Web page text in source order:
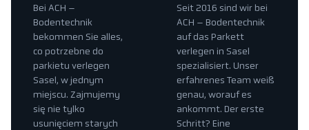
Seit 2016 sind wir bei
ACH – Bodentechnik
auf das Parkett
verlegen in Sasel
spezialisiert. Unser
erfahrenes Team weiß
genau, worauf es
ankommt. Der erste
Schritt? Eine
Bei ACH –
Bodentechnik
bekommen Sie alles,
co potrzebne do
parkietu verlegen
Sasel, w jednym
miejscu. Zajmujemy
się nie tylko
usunięciem starych